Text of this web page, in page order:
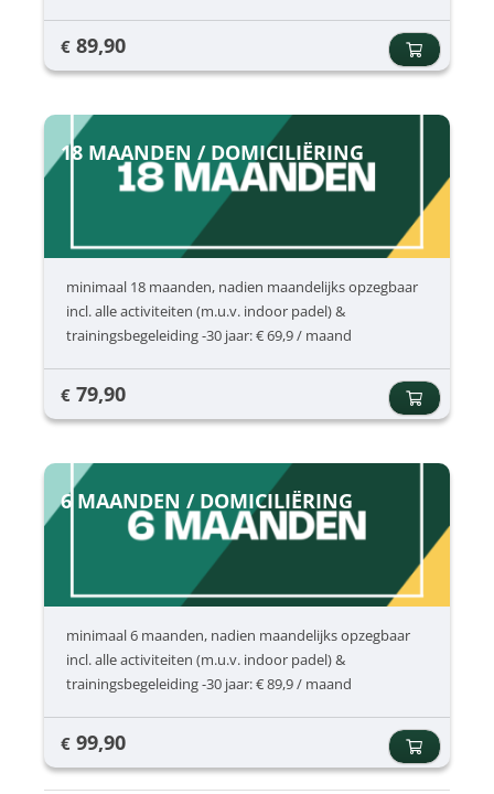
€ 89,90
18 MAANDEN / DOMICILIËRING
minimaal 18 maanden, nadien maandelijks opzegbaar
incl. alle activiteiten (m.u.v. indoor padel) &
trainingsbegeleiding -30 jaar: € 69,9 / maand
€ 79,90
6 MAANDEN / DOMICILIËRING
minimaal 6 maanden, nadien maandelijks opzegbaar
incl. alle activiteiten (m.u.v. indoor padel) &
trainingsbegeleiding -30 jaar: € 89,9 / maand
€ 99,90